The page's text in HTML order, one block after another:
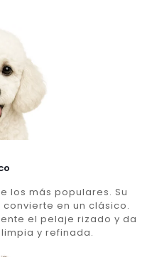
los más populares. Su
en un clásico.
el pelaje rizado y da
y refinada.